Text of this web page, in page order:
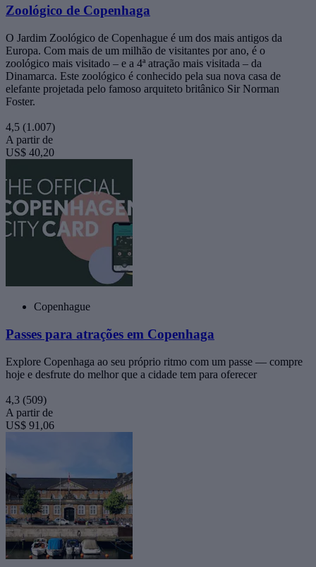
Zoológico de Copenhaga
O Jardim Zoológico de Copenhague é um dos mais antigos da
Europa. Com mais de um milhão de visitantes por ano, é o
zoológico mais visitado – e a 4ª atração mais visitada – da
Dinamarca. Este zoológico é conhecido pela sua nova casa de
elefante projetada pelo famoso arquiteto britânico Sir Norman
Foster.
4,5 (1.007)
A partir de
US$ 40,20
Copenhague
Passes para atrações em Copenhaga
Explore Copenhaga ao seu próprio ritmo com um passe — compre
hoje e desfrute do melhor que a cidade tem para oferecer
4,3 (509)
A partir de
US$ 91,06